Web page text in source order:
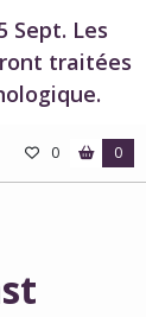
Sept. Les
traitées
0 0